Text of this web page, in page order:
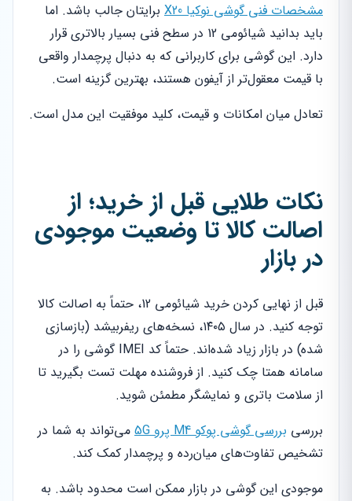
مشخصات فنی گوشی نوکیا X20
برایتان جالب باشد. اما
باید بدانید شیائومی 12 در سطح فنی بسیار بالاتری قرار
دارد. این گوشی برای کاربرانی که به دنبال پرچمدار واقعی
با قیمت معقول‌تر از آیفون هستند، بهترین گزینه است.
تعادل میان امکانات و قیمت، کلید موفقیت این مدل است.
نکات طلایی قبل از خرید؛ از
اصالت کالا تا وضعیت موجودی
در بازار
قبل از نهایی کردن خرید شیائومی 12، حتماً به اصالت کالا
توجه کنید. در سال ۱۴۰۵، نسخه‌های ریفربیشد (بازسازی
شده) در بازار زیاد شده‌اند. حتماً کد IMEI گوشی را در
سامانه همتا چک کنید. از فروشنده مهلت تست بگیرید تا
از سلامت باتری و نمایشگر مطمئن شوید.
بررسی بررسی گوشی پوکو M4 پرو 5G
می‌تواند به شما در
تشخیص تفاوت‌های میان‌رده و پرچمدار کمک کند.
موجودی این گوشی در بازار ممکن است محدود باشد. به